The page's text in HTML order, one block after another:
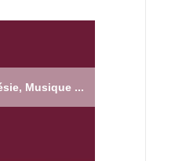
Musique ...